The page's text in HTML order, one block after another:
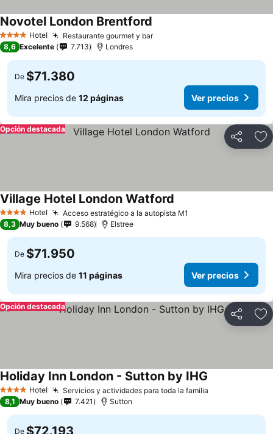
4 EstrellasHotel Restaurante gourmet y bar
Novotel London Brentford
8,6 Excelente 7.713 Londres
De $71.380
Mira precios de 12 páginas Ver precios
Compartir
Opción destacada
4 EstrellasHotel Acceso estratégico a la autopista M1
Village Hotel London Watford
8,3 Muy bueno 9.568 Elstree
De $71.950
Mira precios de 11 páginas Ver precios
Compartir
Opción destacada
4 EstrellasHotel Servicios y actividades para toda la familia
Holiday Inn London - Sutton by IHG
8,1 Muy bueno 7.421 Sutton
De $72.193